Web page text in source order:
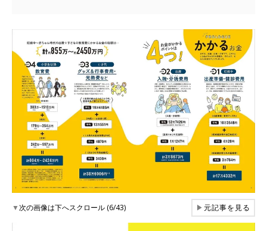
▼次の画像は下へスクロール (6/43) ▶元記事を見る